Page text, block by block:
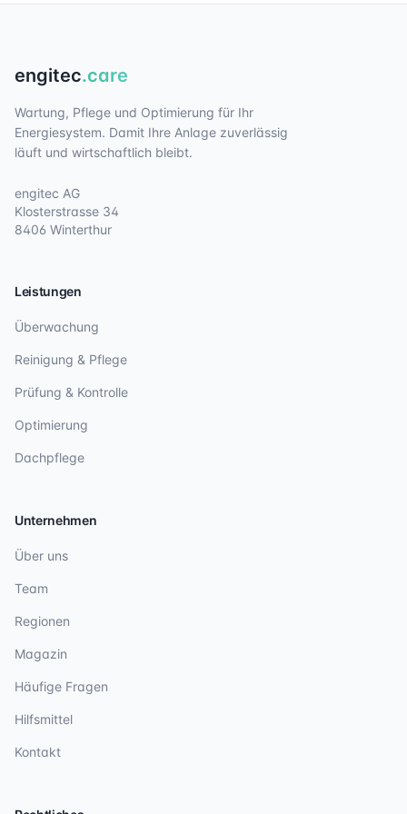
engitec.care
Wartung, Pflege und Optimierung für Ihr
Energiesystem. Damit Ihre Anlage zuverlässig
läuft und wirtschaftlich bleibt.
engitec AG
Klosterstrasse 34
8406 Winterthur
Leistungen
Überwachung
Reinigung & Pflege
Prüfung & Kontrolle
Optimierung
Dachpflege
Unternehmen
Über uns
Team
Regionen
Magazin
Häufige Fragen
Hilfsmittel
Kontakt